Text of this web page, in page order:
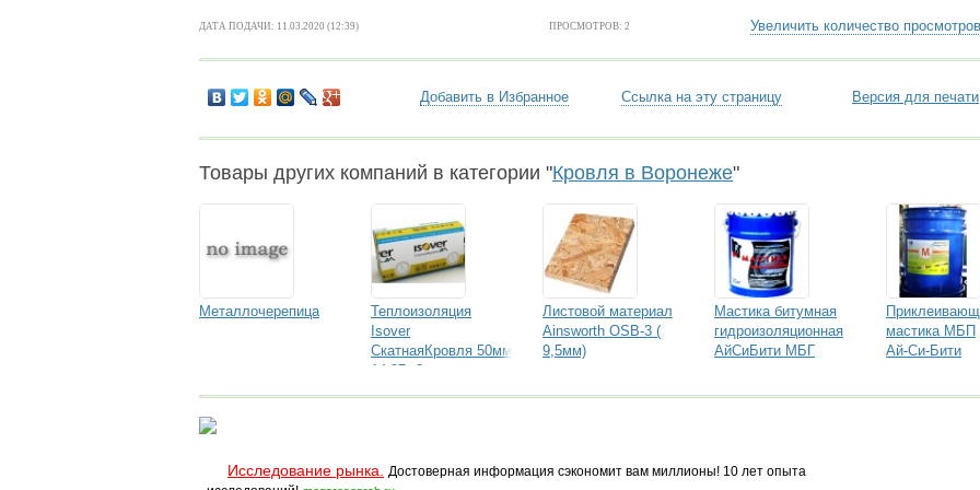
ДАТА ПОДАЧИ: 11.03.2020 (12:39) ПРОСМОТРОВ: 2 Увеличить количество просмотров
Добавить в Избранное Ссылка на эту страницу Версия для печати
Товары других компаний в категории "Кровля в Воронеже"
Металлочерепица
Теплоизоляция
Isover
СкатнаяКровля 50мм
14,27м2
Листовой материал
Ainsworth OSB-3 (
9,5мм)
Мастика битумная
гидроизоляционная
АйСиБити МБГ
мастика МБП
Ай-Си-Бити
Исследование рынка.
Достоверная информация сэкономит вам миллионы! 10 лет опыта